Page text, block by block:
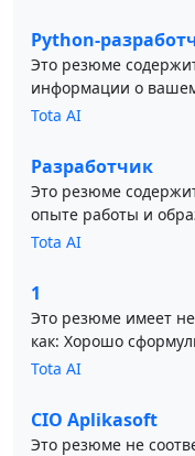
Python-
Это резюме
информации о
Tota AI
Разработчик
Это резюме
опыте работы и
Tota AI
1
Это резюме имеет
как: Хорошо
Tota AI
CIO Aplikasoft
Это резюме не